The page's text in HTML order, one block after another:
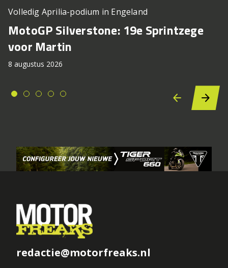
Volledig Aprilia-podium in Engeland
MotoGP Silverstone: 19e Sprintzege
voor Martin
8 augustus 2026
redactie@motorfreaks.nl